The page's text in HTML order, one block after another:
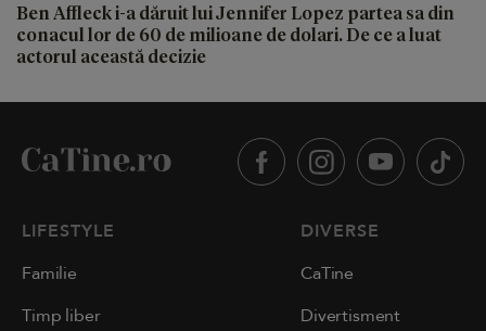
Ben Affleck i-a dăruit lui Jennifer Lopez partea sa din
conacul lor de 60 de milioane de dolari. De ce a luat
actorul această decizie
LIFESTYLE
Familie
Timp liber
DIVERSE
CaTine
Divertisment